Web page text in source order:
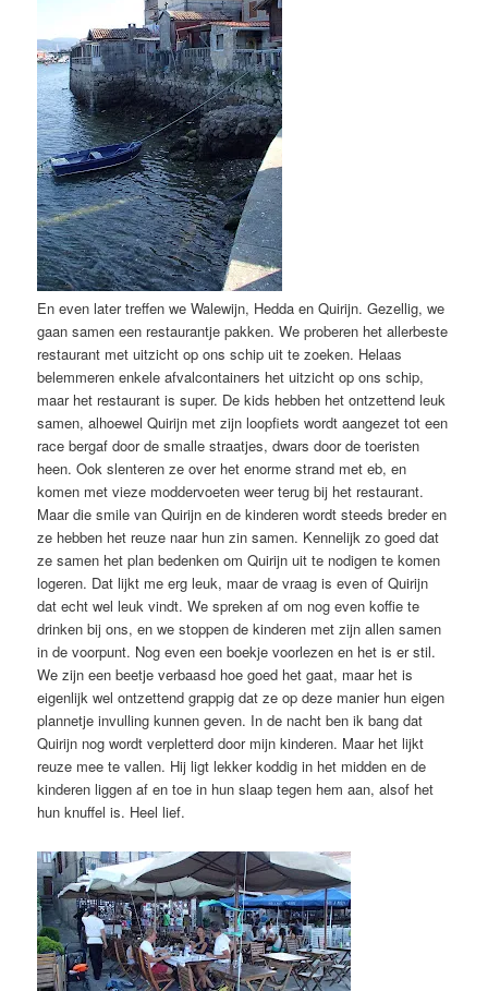
En even later treffen we Walewijn, Hedda en Quirijn. Gezellig, we
gaan samen een restaurantje pakken. We proberen het allerbeste
restaurant met uitzicht op ons schip uit te zoeken. Helaas
belemmeren enkele afvalcontainers het uitzicht op ons schip,
maar het restaurant is super. De kids hebben het ontzettend leuk
samen, alhoewel Quirijn met zijn loopfiets wordt aangezet tot een
race bergaf door de smalle straatjes, dwars door de toeristen
heen. Ook slenteren ze over het enorme strand met eb, en
komen met vieze moddervoeten weer terug bij het restaurant.
Maar die smile van Quirijn en de kinderen wordt steeds breder en
ze hebben het reuze naar hun zin samen. Kennelijk zo goed dat
ze samen het plan bedenken om Quirijn uit te nodigen te komen
logeren. Dat lijkt me erg leuk, maar de vraag is even of Quirijn
dat echt wel leuk vindt. We spreken af om nog even koffie te
drinken bij ons, en we stoppen de kinderen met zijn allen samen
in de voorpunt. Nog even een boekje voorlezen en het is er stil.
We zijn een beetje verbaasd hoe goed het gaat, maar het is
eigenlijk wel ontzettend grappig dat ze op deze manier hun eigen
plannetje invulling kunnen geven. In de nacht ben ik bang dat
Quirijn nog wordt verpletterd door mijn kinderen. Maar het lijkt
reuze mee te vallen. Hij ligt lekker koddig in het midden en de
kinderen liggen af en toe in hun slaap tegen hem aan, alsof het
hun knuffel is. Heel lief.